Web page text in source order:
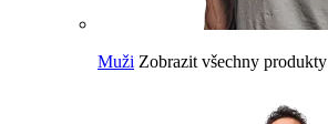
Muži Zobrazit všechny produkty